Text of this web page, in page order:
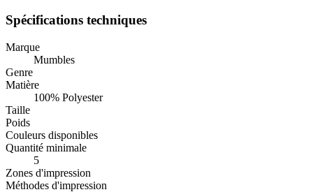
Spécifications techniques
Marque
Mumbles
Genre
Matière
100% Polyester
Taille
Poids
Couleurs disponibles
Quantité minimale
5
Zones d'impression
Méthodes d'impression